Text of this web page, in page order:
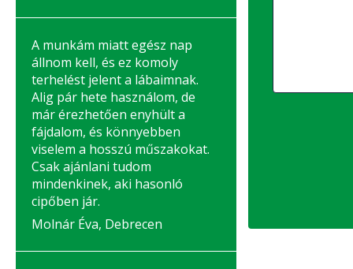
A munkám miatt egész nap
állnom kell, és ez komoly
terhelést jelent a lábaimnak.
Alig pár hete használom, de
már érezhetően enyhült a
fájdalom, és könnyebben
viselem a hosszú műszakokat.
Csak ajánlani tudom
mindenkinek, aki hasonló
cipőben jár.
Molnár Éva, Debrecen